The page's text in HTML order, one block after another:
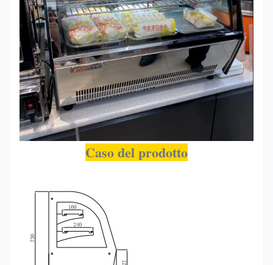
Caso del prodotto